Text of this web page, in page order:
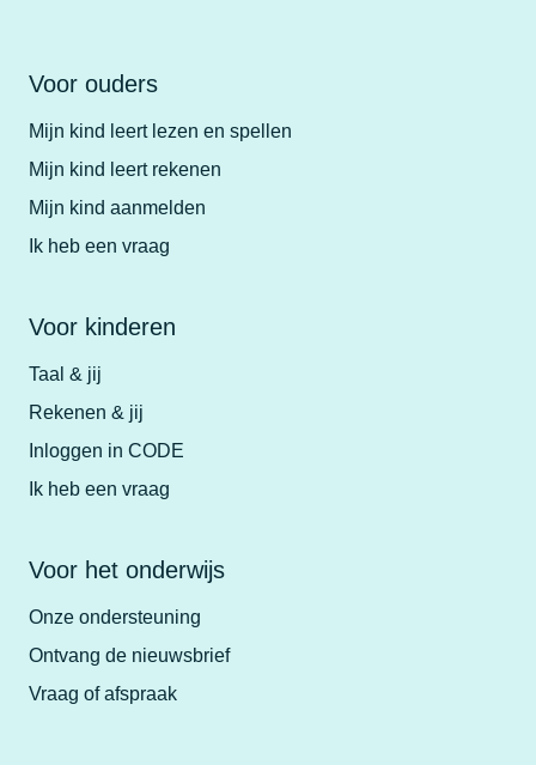
Voor ouders
Mijn kind leert lezen en spellen
Mijn kind leert rekenen
Mijn kind aanmelden
Ik heb een vraag
Voor kinderen
Taal & jij
Rekenen & jij
Inloggen in CODE
Ik heb een vraag
Voor het onderwijs
Onze ondersteuning
Ontvang de nieuwsbrief
Vraag of afspraak